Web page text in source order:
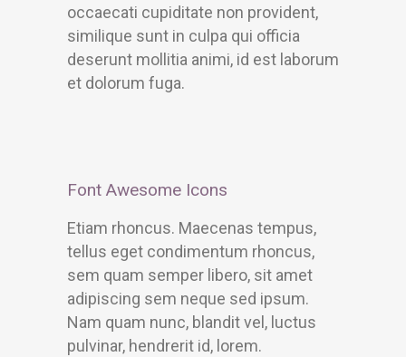
occaecati cupiditate non provident,
similique sunt in culpa qui officia
deserunt mollitia animi, id est laborum
et dolorum fuga.
Font Awesome Icons
Etiam rhoncus. Maecenas tempus,
tellus eget condimentum rhoncus,
sem quam semper libero, sit amet
adipiscing sem neque sed ipsum.
Nam quam nunc, blandit vel, luctus
pulvinar, hendrerit id, lorem.